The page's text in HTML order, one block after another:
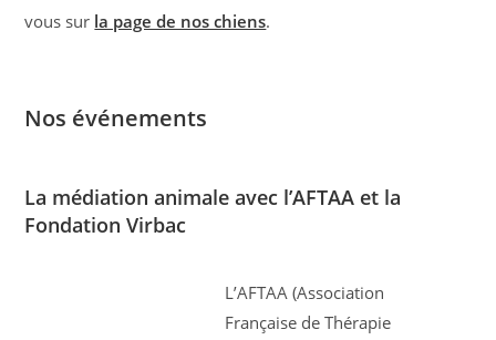
vous sur la page de nos chiens.
Nos événements
La médiation animale avec l’AFTAA et la
Fondation Virbac
L’AFTAA (Association
Française de Thérapie